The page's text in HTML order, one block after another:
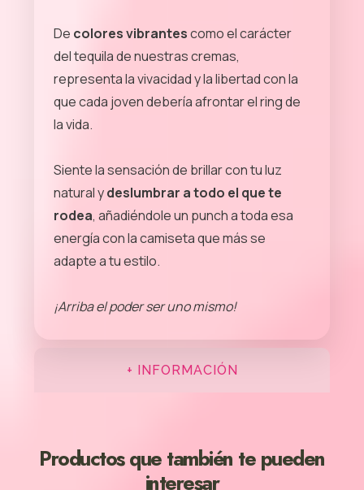
+ INFORMACIÓN
De colores vibrantescomo el carácter
del tequila de nuestras cremas,
representa la vivacidad y la libertad con la
que cada joven debería afrontar el ring de
la vida.
Siente la sensación de brillar con tu luz
natural ydeslumbrar a todo el que te
rodea, añadiéndole un punch a toda esa
energía con la camiseta que más se
adapte a tu estilo.
¡Arriba el poder ser uno mismo!
Productos que también te pueden
interesar